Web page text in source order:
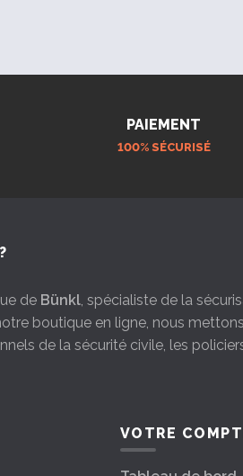
PAIEMENT
100% SÉCURISÉ
de Bünkl, spécialiste de la
boutique en ligne, nous
de la sécurité civile, les
VOTRE